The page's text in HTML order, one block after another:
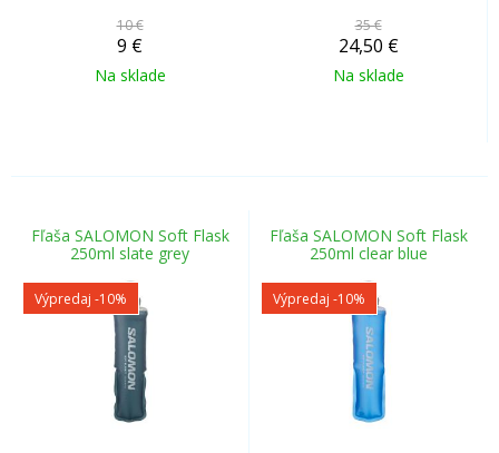
10 €
9 €
Na sklade
35 €
24,50 €
Na sklade
Fľaša SALOMON Soft Flask
250ml slate grey
Výpredaj -10%
Fľaša SALOMON Soft Flask
250ml clear blue
Výpredaj -10%